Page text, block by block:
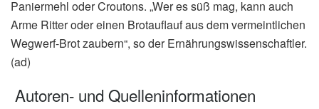
Paniermehl oder Croutons. „Wer es süß mag, kann auch
Arme Ritter oder einen Brotauflauf aus dem vermeintlichen
Wegwerf-Brot zaubern“, so der Ernährungswissenschaftler.
(ad)
Autoren- und Quelleninformationen